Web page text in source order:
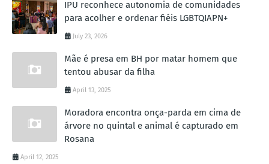
IPU reconhece autonomia de comunidades
para acolher e ordenar fiéis LGBTQIAPN+
July 23, 2026
Mãe é presa em BH por matar homem que
tentou abusar da filha
April 13, 2025
Moradora encontra onça-parda em cima de
árvore no quintal e animal é capturado em
Rosana
April 12, 2025